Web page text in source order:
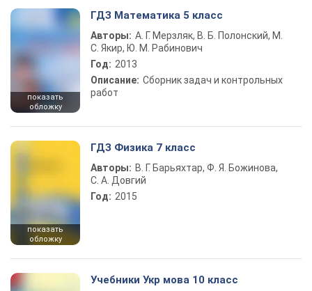
показать
обложку
ГДЗ Математика 5 класс
Авторы: А. Г. Мерзляк, В. Б. Полонский, М.
С. Якир, Ю. М. Рабинович
Год: 2013
Описание: Сборник задач и контрольных
работ
показать
обложку
ГДЗ Физика 7 класс
Авторы: В. Г. Барьяхтар, Ф. Я. Божинова,
С. А. Довгий
Год: 2015
Учебники Укр мова 10 класс